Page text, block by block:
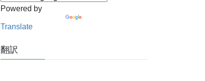
Powered by
Translate
翻訳